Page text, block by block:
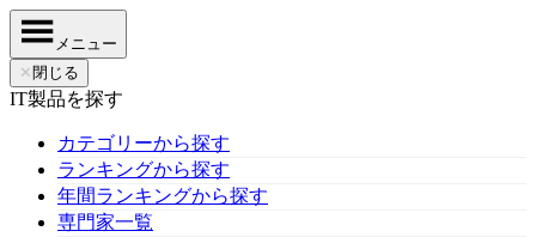
メニュー
✕ 閉じる
IT製品を探す
カテゴリーから探す
ランキングから探す
年間ランキングから探す
専門家一覧